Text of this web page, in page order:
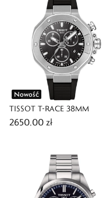
Nowość
TISSOT T-RACE 38MM
2650,00 zł